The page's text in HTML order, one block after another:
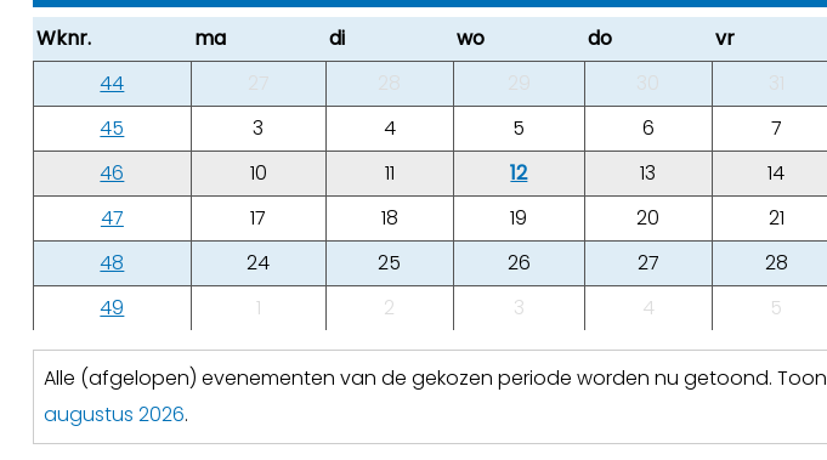
Wknr. ma di wo do vr
44
27 28 29 30 31
45
3 4 5 6 7
46
10 11 12 13 14
47
17 18 19 20 21
48
24 25 26 27 28
49
1 2 3 4 5
Alle (afgelopen) evenementen van de gekozen periode worden nu getoond. Toon
augustus 2026.